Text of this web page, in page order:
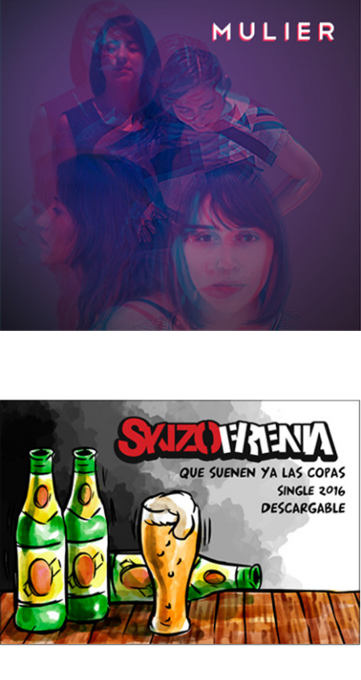
18/01/2017
MULIER – Mulier
18/11/2016
SKIZOFRENIA – Que suenen ya las
copas!